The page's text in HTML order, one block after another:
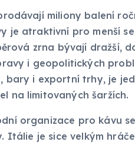
miliony balení
je atraktivní pro menší
zrna bývají dražší,
i geopolitických
bary i exportní trhy, je
na limitovaných šaržích.
organizace pro kávu
Itálie je sice velkým